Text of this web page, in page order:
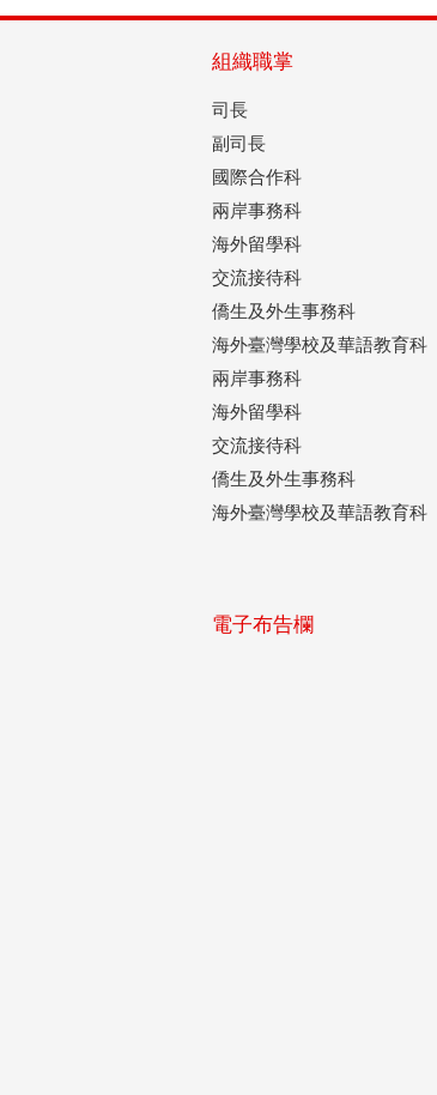
組織職掌
司長
副司長
國際合作科
兩岸事務科
海外留學科
交流接待科
僑生及外生事務科
海外臺灣學校及華語教育科
兩岸事務科
海外留學科
交流接待科
僑生及外生事務科
海外臺灣學校及華語教育科
電子布告欄